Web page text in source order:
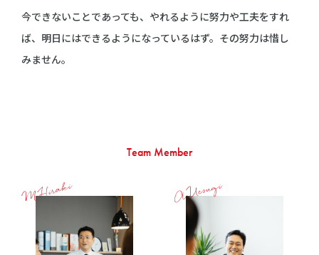
今できないことであっても、やれるように努力や工夫をすれ
ば、明日にはできるようになっているはず。その努力は惜し
みません。
Team Member
M.Hiraki A.Uesugi